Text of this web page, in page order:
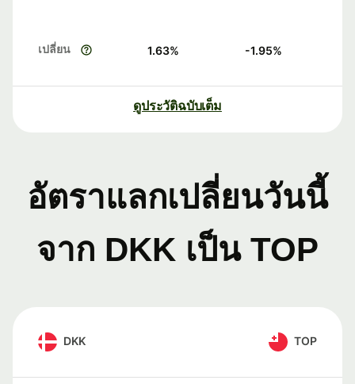
เปลี่ยน 1.63% -1.95%
ดูประวัติฉบับเต็ม
อัตราแลกเปลี่ยนวันนี้
จาก DKK เป็น TOP
DKK TOP